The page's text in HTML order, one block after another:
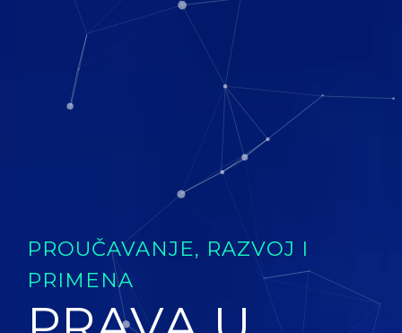
PROUČAVANJE, RAZVOJ I
PRIMENA